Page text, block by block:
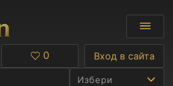
Избери
Любими
0 Вход в сайта